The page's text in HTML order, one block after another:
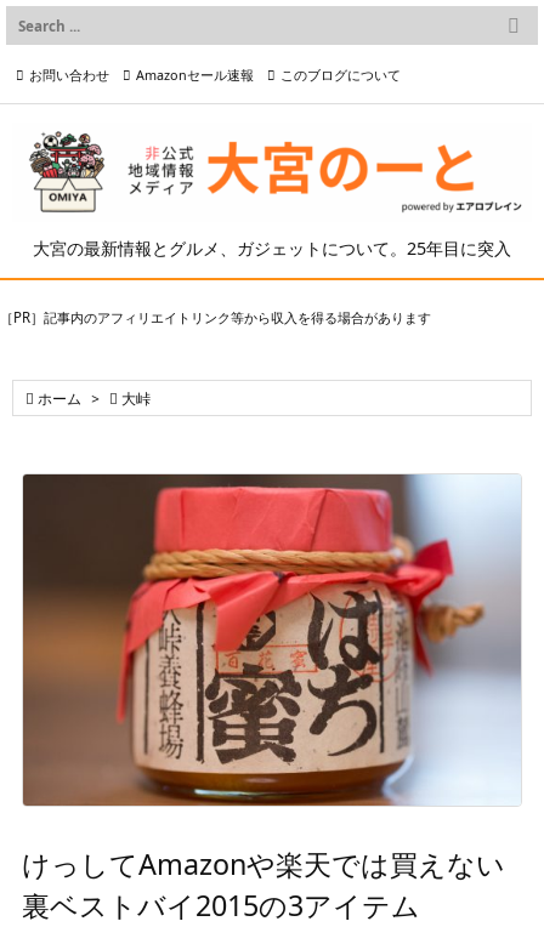
大宮の最新情報とグルメ、ガジェットについて。25年目に突入

メニュー

検索
お問い合わせ Amazonセール速報 このブログについて
プライバシーポリシー等
［PR］記事内のアフィリエイトリンク等から収入を得る場合があります
 ホーム >  大峠
けっしてAmazonや楽天では買えない
裏ベストバイ2015の3アイテム